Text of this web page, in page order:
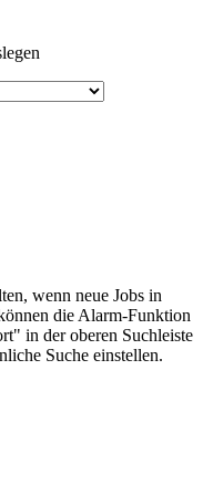
wenn neue Jobs in
die Alarm-Funktion
in der oberen Suchleiste
Suche einstellen.